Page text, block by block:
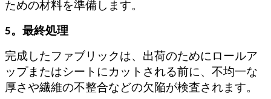
ための材料を準備します。
5。最終処理
完成したファブリックは、出荷のためにロールア
ップまたはシートにカットされる前に、不均一な
厚さや繊維の不整合などの欠陥が検査されます。